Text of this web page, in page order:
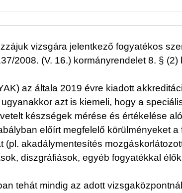
vizsgára jelentkező fogyatékos
2008. (V. 16.) kormányrendelet 8. § (2)
az általa 2019 évre kiadott
azt is kiemeli, hogy a
készségek mérése és értékelése
előírt megfelelő körülményeket a
akadálymentesítés
diszgráfiások, egyéb fogyatékkal
tehát mindig az adott